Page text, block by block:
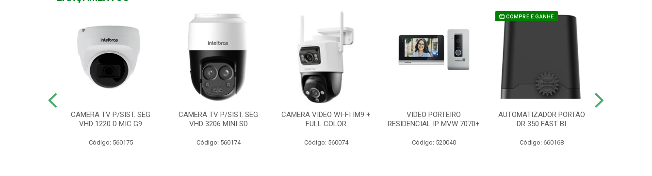
CAMERA TV P/SIST. SEG
VHD 1220 D MIC G9
Código: 560175
CAMERA TV P/SIST. SEG
VHD 3206 MINI SD
Código: 560174
CAMERA VIDEO WI-FI IM9 +
FULL COLOR
Código: 560074
VIDEO PORTEIRO
RESIDENCIAL IP MVW 7070+
Código: 520040
COMPRE E GANHE
AUTOMATIZADOR PORTÃO
DR 350 FAST BI
Código: 660168